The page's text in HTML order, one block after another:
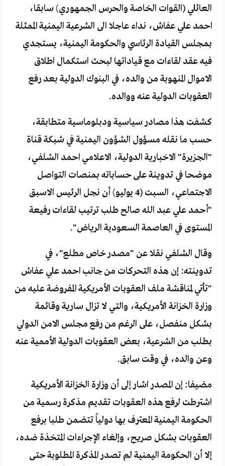
العائلي (القوات الخاصة والحرس الجمهوري) سابقا،
احمد علي عفاش، نداء عاجلا الى الشرعية اليمنية الممثلة
بمجلس القيادة الرئاسي والحكومة اليمنية، يستجدي
فيه عقد لقاءات مع قياداتها لبحث استكمال اطلاق
الاموال المنهوبة من والده، في البنوك الدولية بعد رفع
العقوبات الدولية عنه ووالده.
كشفت هذا مصادر سياسية ودبلوماسية متطابقة،
حسب ما نقله مسؤول الشؤون اليمنية في شبكة قناة
"الجزيرة" الاخبارية الدولية، الاعلامي احمد الشلفي،
موضحا في تدوينة على حساباته بمنصات التواصل
الاجتماعي، السبت (4 يوليو) أن نجل الرئيس الاسبق
"أحمد علي عبد الله صالح طلب ترتيب لقاءات رفيعة
المستوى في العاصمة السعودية الرياض".
وقال الشلفي نقلا عن "مصدر خاص مطلع"، في
تدوينته: إن هذه التحركات من جانب احمد علي عفاش
"تأتي لمناقشة ملف العقوبات الأمريكية المفروضة عليه من
وزارة الخزانة الأمريكية، والتي لا تزال سارية وقائمة
بشكل منفصل، على الرغم من رفع مجلس الامن الدولي
بطلب من الشرعية، بعض العقوبات الدولية الأممية عنه
وعن والده، في وقت سابق.
مضيفا: إن المصدر اشار إلى أن وزارة الخزانة الأمريكية
اشترطت لرفع هذه العقوبات تقديم مذكرة رسمية من
الحكومة اليمنية المعترف بها دولياً تتضمن طلبا برفع
العقوبات بشكل صريح، وإلغاء الإجراءات المتخذة ضده،
إلا أن الحكومة اليمنية لم تصدر المذكرة المطلوبة حتى